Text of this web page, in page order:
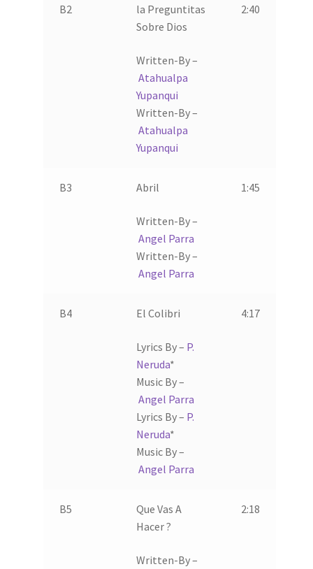
B2
la Preguntitas
Sobre Dios
Written-By –
Atahualpa
Yupanqui
Written-By –
Atahualpa
Yupanqui
2:40
B3 Abril
Written-By –
Angel Parra
Written-By –
Angel Parra
1:45
B4 El Colibri
Lyrics By – P.
Neruda*
Music By –
Angel Parra
Lyrics By – P.
Neruda*
Music By –
Angel Parra
4:17
B5
Que Vas A
Hacer ?
Written-By –
2:18